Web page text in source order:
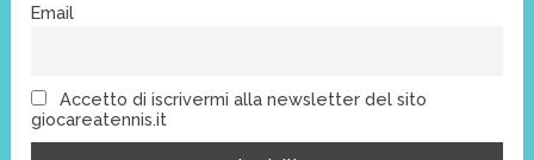
Email
Accetto di iscrivermi alla newsletter del sito
giocareatennis.it